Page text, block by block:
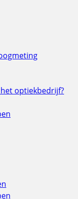
optiekbedrijf?